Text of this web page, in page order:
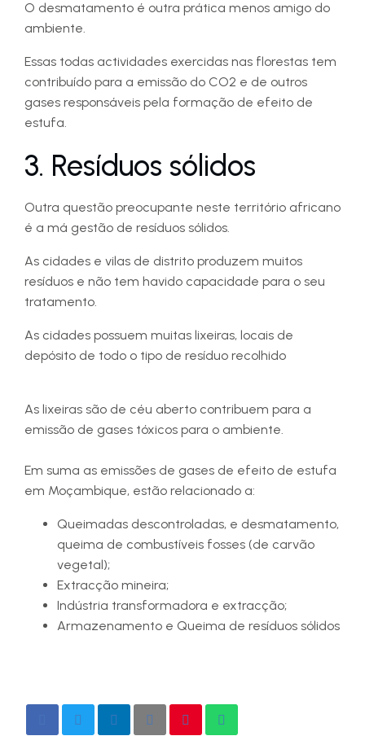
O desmatamento é outra prática menos amigo do
ambiente.
Essas todas actividades exercidas nas florestas tem
contribuído para a emissão do CO2 e de outros
gases responsáveis pela formação de efeito de
estufa.
3. Resíduos sólidos
Outra questão preocupante neste território africano
é a má gestão de resíduos sólidos.
As cidades e vilas de distrito produzem muitos
resíduos e não tem havido capacidade para o seu
tratamento.
As cidades possuem muitas lixeiras, locais de
depósito de todo o tipo de resíduo recolhido
As lixeiras são de céu aberto contribuem para a
emissão de gases tóxicos para o ambiente.
Em suma as emissões de gases de efeito de estufa
em Moçambique, estão relacionado a:
Queimadas descontroladas, e desmatamento,
queima de combustíveis fosses (de carvão
vegetal);
Extracção mineira;
Indústria transformadora e extracção;
Armazenamento e Queima de resíduos sólidos